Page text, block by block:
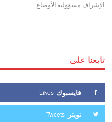
الإشراف مسؤولية الأوضاع…
تابعنا على
فايسبوك Likes
تويتر Tweets